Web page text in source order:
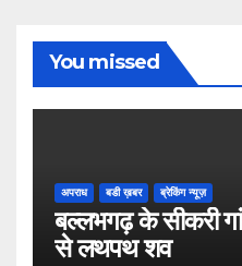
You missed
अपराध बडी ख़बर ब्रेकिंग न्यूज़
बल्लभगढ़ के सीकरी
से लथपथ शव